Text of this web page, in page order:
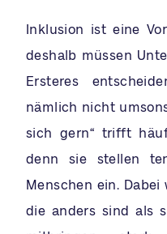
Inklusion ist eine
deshalb müssen
Ersteres
nämlich nicht
sich gern“ trifft
denn sie stellen
Menschen ein.
die anders sind als